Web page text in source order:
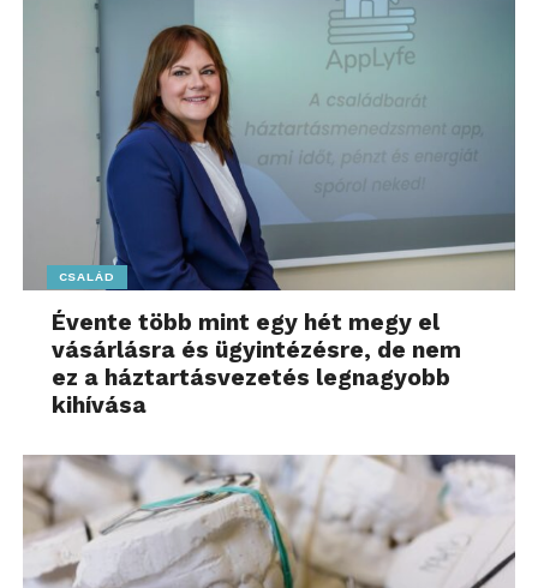
CSALÁD
Évente több mint egy hét megy el
vásárlásra és ügyintézésre, de nem
ez a háztartásvezetés legnagyobb
kihívása